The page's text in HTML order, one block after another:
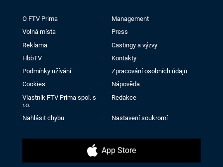
O FTV Prima
Management
Volná místa
Press
Reklama
Castingy a výzvy
HbbTV
Kontakty
Podmínky užívání
Zpracování osobních údajů
Cookies
Nápověda
Vlastník FTV Prima spol. s
r.o.
Redakce
Nahlásit chybu Nastavení soukromí
App Store